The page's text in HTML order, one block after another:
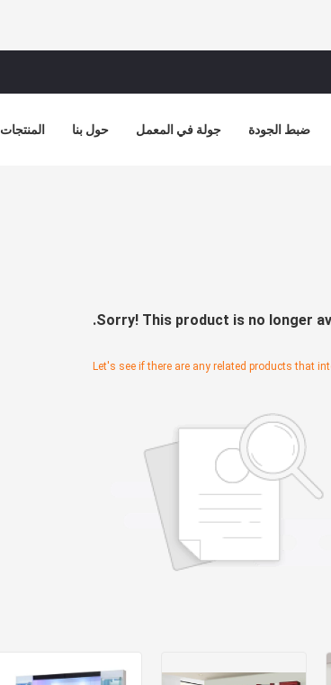
إرسال المنتجات حول بنا جولة في المعمل ضبط الجودة
Sorry! This product is no longer
Let's see if there are any related products that